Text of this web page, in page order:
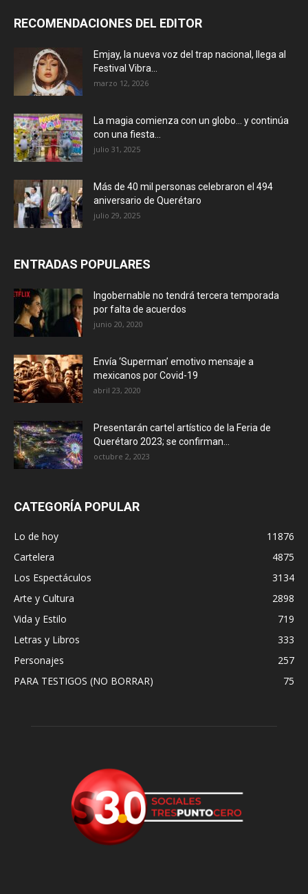
RECOMENDACIONES DEL EDITOR
Emjay, la nueva voz del trap nacional, llega al
Festival Vibra...
marzo 12, 2026
La magia comienza con un globo… y continúa
con una fiesta...
julio 31, 2025
Más de 40 mil personas celebraron el 494
aniversario de Querétaro
julio 29, 2025
ENTRADAS POPULARES
Ingobernable no tendrá tercera temporada
por falta de acuerdos
junio 20, 2020
Envía ‘Superman’ emotivo mensaje a
mexicanos por Covid-19
abril 23, 2020
Presentarán cartel artístico de la Feria de
Querétaro 2023; se confirman...
octubre 2, 2023
CATEGORÍA POPULAR
Lo de hoy
11876
Cartelera
4875
Los Espectáculos
3134
Arte y Cultura
2898
Vida y Estilo
719
Letras y Libros
333
Personajes
257
PARA TESTIGOS (NO BORRAR)
75